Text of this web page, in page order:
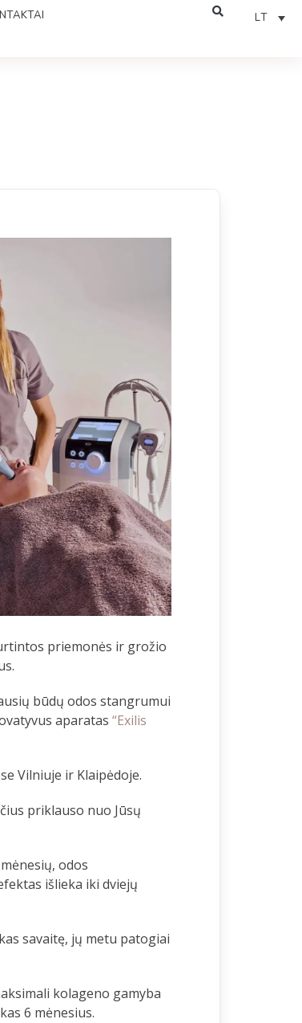
LT
priemonės ir grožio
būdų odos stangrumui
aparatas “Exilis
Vilniuje ir Klaipėdoje.
priklauso nuo Jūsų
odos
išlieka iki dviejų
savaitę, jų metu patogiai
kolageno gamyba
6 mėnesius.